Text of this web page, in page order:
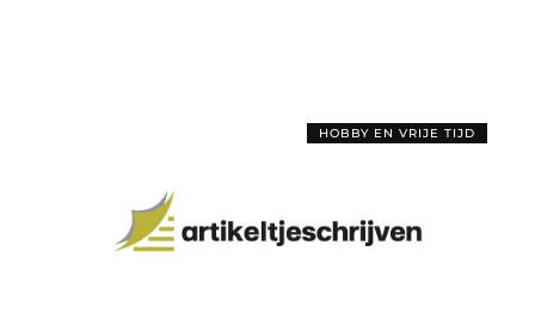
HOBBY EN VRIJE TIJD